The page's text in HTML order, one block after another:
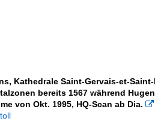
Kathedrale Saint-Gervais-et-
bereits 1567 während
von Okt. 1995, HQ-Scan ab Dia. 